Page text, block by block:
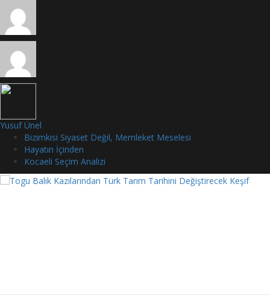
Yusuf Ünel
Bizimkisi Siyaset Değil, Memleket Meselesi
Hayatın İçinden
Kocaeli Seçim Analizi